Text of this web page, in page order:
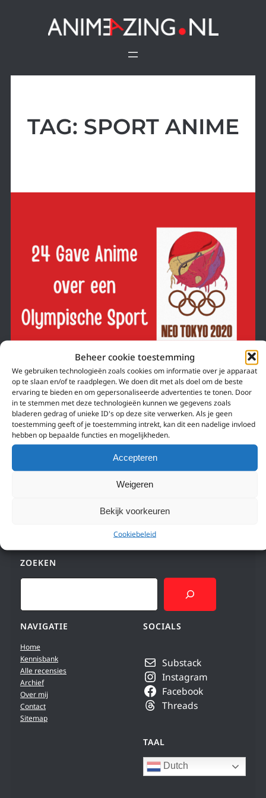
Beheer cookie toestemming
We gebruiken technologieën zoals cookies om informatie over je apparaat
op te slaan en/of te raadplegen. We doen dit met als doel om de beste
ervaring te bieden en om gepersonaliseerde advertenties te tonen. Door
in te stemmen met deze technologieën kunnen we gegevens zoals
bladeren gedrag of unieke ID's op deze site verwerken. Als je geen
toestemming geeft of je toestemming intrekt, kan dit een nadelige invloed
hebben op bepaalde functies en mogelijkheden.
Accepteren
Weigeren
Bekijk voorkeuren
Cookiebeleid
TAG: SPORT ANIME
23 juli 2021
24 MOTIVERENDE SPORT ANIME OP DE
OLYMPISCHE SPELEN!
Ga jij straks ook sporten?
ZOEKEN
Search
NAVIGATIE
Home
Kennisbank
Alle recensies
Archief
Over mij
Contact
Sitemap
SOCIALS
Substack
Instagram
Facebook
Threads
TAAL
Dutch